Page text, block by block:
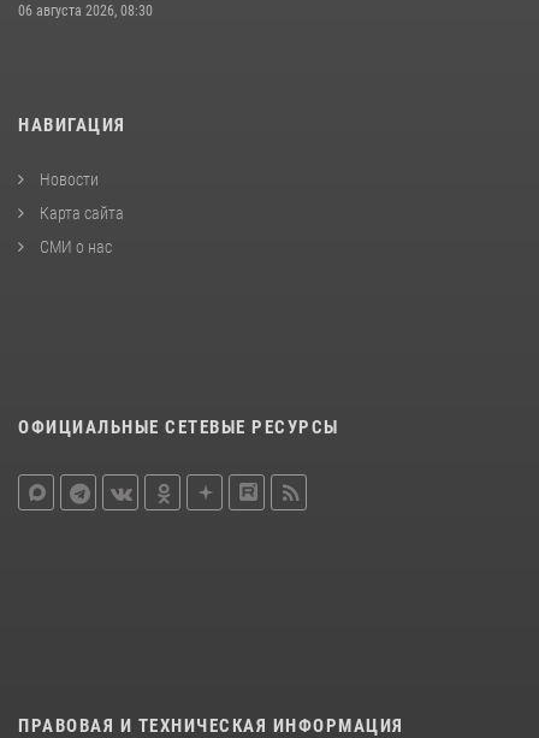
06 августа 2026, 08:30
НАВИГАЦИЯ
Новости
Карта сайта
СМИ о нас
ОФИЦИАЛЬНЫЕ СЕТЕВЫЕ РЕСУРСЫ
ПРАВОВАЯ И ТЕХНИЧЕСКАЯ ИНФОРМАЦИЯ